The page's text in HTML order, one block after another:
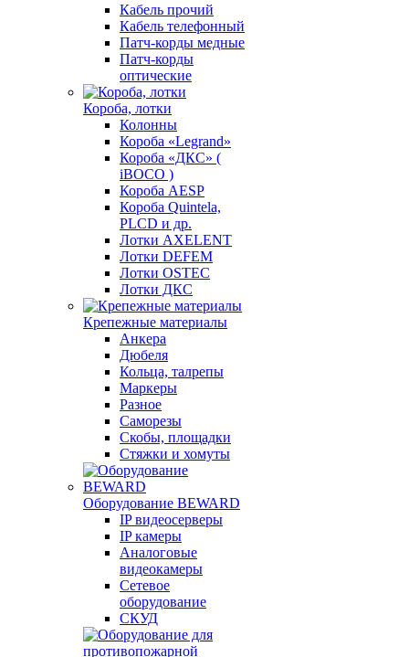
Кабель прочий
Кабель телефонный
Патч-корды медные
Патч-корды
оптические
Короба, лотки
Колонны
Короба «Legrand»
Короба «ДКС» (
iBOCO )
Короба AESP
Короба Quintela,
PLCD и др.
Лотки AXELENT
Лотки DEFEM
Лотки OSTEC
Лотки ДКС
Крепежные материалы
Анкера
Дюбеля
Кольца, талрепы
Маркеры
Разное
Саморезы
Скобы, площадки
Стяжки и хомуты
Оборудование BEWARD
IP видеосерверы
IP камеры
Аналоговые
видеокамеры
Сетевое
оборудование
СКУД